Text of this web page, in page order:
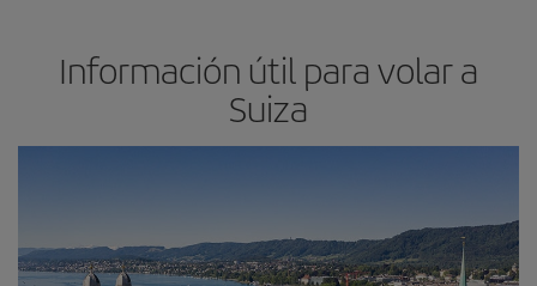
Información útil para volar a
Suiza